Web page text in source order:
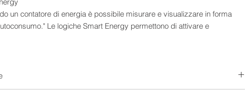
un contatore di energia è possibile misurare e visualizzare in forma
Le logiche Smart Energy permettono di attivare e
una marca per interfaccia per un massimo di 100 inverter,